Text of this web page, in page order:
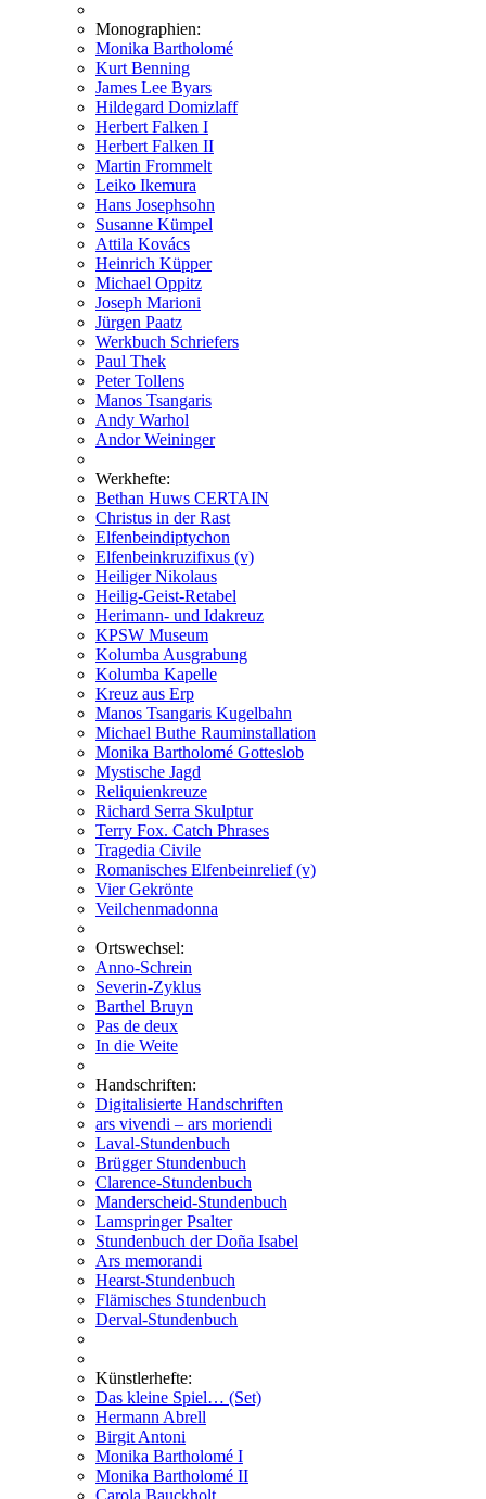
Monographien:
Monika Bartholomé
Kurt Benning
James Lee Byars
Hildegard Domizlaff
Herbert Falken I
Herbert Falken II
Martin Frommelt
Leiko Ikemura
Hans Josephsohn
Susanne Kümpel
Attila Kovács
Heinrich Küpper
Michael Oppitz
Joseph Marioni
Jürgen Paatz
Werkbuch Schriefers
Paul Thek
Peter Tollens
Manos Tsangaris
Andy Warhol
Andor Weininger
Werkhefte:
Bethan Huws CERTAIN
Christus in der Rast
Elfenbeindiptychon
Elfenbeinkruzifixus (v)
Heiliger Nikolaus
Heilig-Geist-Retabel
Herimann- und Idakreuz
KPSW Museum
Kolumba Ausgrabung
Kolumba Kapelle
Kreuz aus Erp
Manos Tsangaris Kugelbahn
Michael Buthe Rauminstallation
Monika Bartholomé Gotteslob
Mystische Jagd
Reliquienkreuze
Richard Serra Skulptur
Terry Fox. Catch Phrases
Tragedia Civile
Romanisches Elfenbeinrelief (v)
Vier Gekrönte
Veilchenmadonna
Ortswechsel:
Anno-Schrein
Severin-Zyklus
Barthel Bruyn
Pas de deux
In die Weite
Handschriften:
Digitalisierte Handschriften
ars vivendi – ars moriendi
Laval-Stundenbuch
Brügger Stundenbuch
Clarence-Stundenbuch
Manderscheid-Stundenbuch
Lamspringer Psalter
Stundenbuch der Doña Isabel
Ars memorandi
Hearst-Stundenbuch
Flämisches Stundenbuch
Derval-Stundenbuch
Künstlerhefte:
Das kleine Spiel… (Set)
Hermann Abrell
Birgit Antoni
Monika Bartholomé I
Monika Bartholomé II
Carola Bauckholt